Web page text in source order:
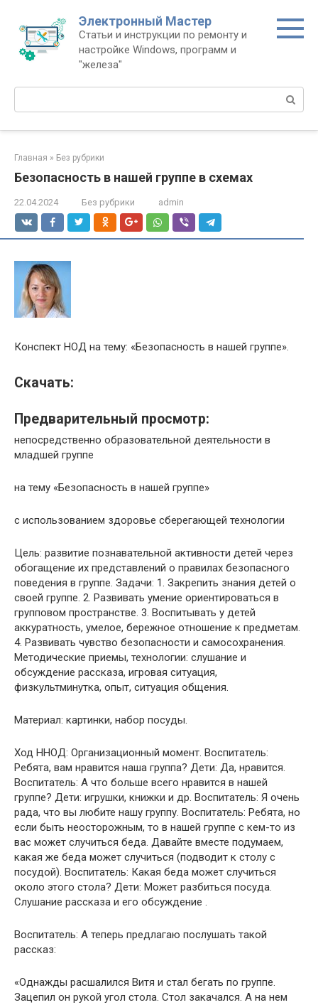
контенту
Электронный Мастер
Статьи и инструкции по ремонту и
настройке Windows, программ и
"железа"
Поиск:
Главная » Без рубрики
Безопасность в нашей группе в схемах
22.04.2024 Без рубрики admin
Конспект НОД на тему: «Безопасность в нашей группе».
Скачать:
Предварительный просмотр:
непосредственно образовательной деятельности в
младшей группе
на тему «Безопасность в нашей группе»
с использованием здоровье сберегающей технологии
Цель: развитие познавательной активности детей через
обогащение их представлений о правилах безопасного
поведения в группе. Задачи: 1. Закрепить знания детей о
своей группе. 2. Развивать умение ориентироваться в
групповом пространстве. 3. Воспитывать у детей
аккуратность, умелое, бережное отношение к предметам.
4. Развивать чувство безопасности и самосохранения.
Методические приемы, технологии: слушание и
обсуждение рассказа, игровая ситуация,
физкультминутка, опыт, ситуация общения.
Материал: картинки, набор посуды.
Ход ННОД: Организационный момент. Воспитатель:
Ребята, вам нравится наша группа? Дети: Да, нравится.
Воспитатель: А что больше всего нравится в нашей
группе? Дети: игрушки, книжки и др. Воспитатель: Я очень
рада, что вы любите нашу группу. Воспитатель: Ребята, но
если быть неосторожным, то в нашей группе с кем-то из
вас может случиться беда. Давайте вместе подумаем,
какая же беда может случиться (подводит к столу с
посудой). Воспитатель: Какая беда может случиться
около этого стола? Дети: Может разбиться посуда.
Слушание рассказа и его обсуждение .
Воспитатель: А теперь предлагаю послушать такой
рассказ:
«Однажды расшалился Витя и стал бегать по группе.
Зацепил он рукой угол стола. Стол закачался. А на нем